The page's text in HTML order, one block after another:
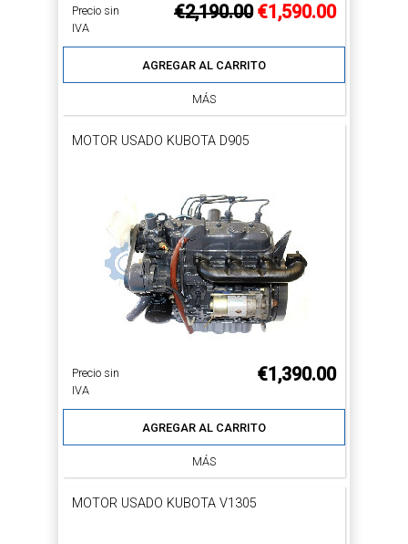
Precio sin
IVA
€2,190.00 €1,590.00
AGREGAR AL CARRITO
MÁS
MOTOR USADO KUBOTA D905
Precio sin
IVA
€1,390.00
AGREGAR AL CARRITO
MÁS
MOTOR USADO KUBOTA V1305